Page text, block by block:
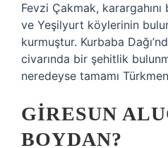
Fevzi Çakmak,
ve Yeşilyurt köylerinin
kurmuştur. Kurbaba
civarında bir şehitlik
neredeyse tamamı
GIRESUN
BOYDAN?